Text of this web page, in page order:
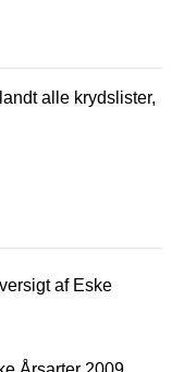
alle krydslister,
af Eske